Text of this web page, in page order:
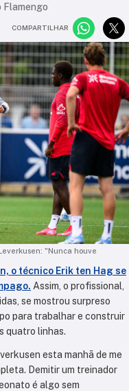
Flamengo
COMPARTILHAR
"Nunca houve
o técnico Erik ten Hag se
Assim, o profissional,
se mostrou surpreso
para trabalhar e construir
quatro linhas.
esta manhã de me
Demitir um treinador
é algo sem